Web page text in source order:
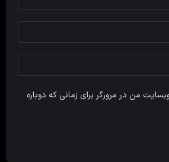
من در مرورگر برای زمانی که دوباره